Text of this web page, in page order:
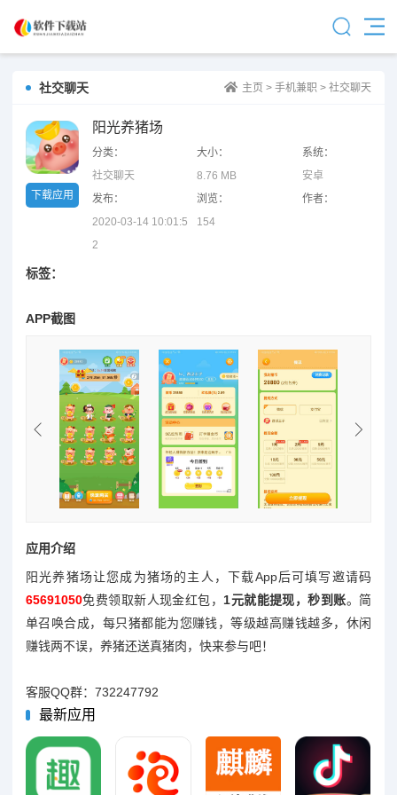
社交聊天 主页 > 手机兼职 > 社交聊天
下载应用
阳光养猪场
分类：
社交聊天
大小：
8.76 MB
系统：
安卓
发布：
2020-03-14 10:01:5
2
浏览：
154
作者：
标签：
APP截图
应用介绍
阳光养猪场让您成为猪场的主人，下载App后可填写邀请码
65691050免费领取新人现金红包， 1元就能提现，秒到账。简
单召唤合成，每只猪都能为您赚钱，等级越高赚钱越多，休闲
赚钱两不误，养猪还送真猪肉，快来参与吧！
客服QQ群：732247792
最新应用